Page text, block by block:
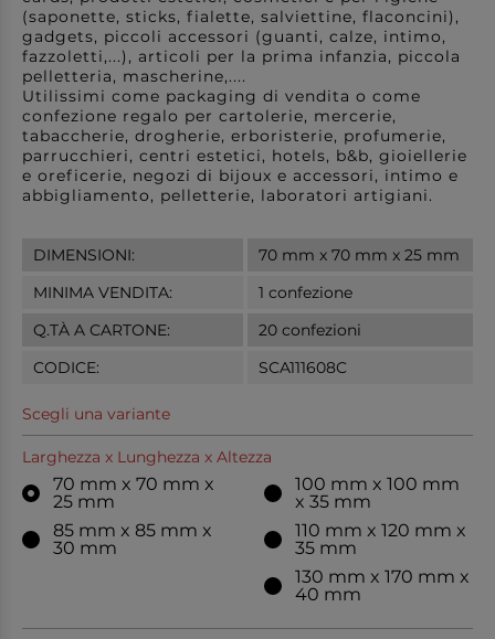
(saponette, sticks, fialette, salviettine, flaconcini),
gadgets, piccoli accessori (guanti, calze, intimo,
fazzoletti,...), articoli per la prima infanzia, piccola
pelletteria, mascherine,....
Utilissimi come packaging di vendita o come
confezione regalo per cartolerie, mercerie,
tabaccherie, drogherie, erboristerie, profumerie,
parrucchieri, centri estetici, hotels, b&b, gioiellerie
e oreficerie, negozi di bijoux e accessori, intimo e
abbigliamento, pelletterie, laboratori artigiani.
DIMENSIONI:
70 mm x 70 mm x 25 mm
MINIMA VENDITA:
1 confezione
Q.TÀ A CARTONE:
20 confezioni
CODICE:
SCA111608C
Scegli una variante
Larghezza x Lunghezza x Altezza
70 mm x 70 mm x
25 mm
85 mm x 85 mm x
30 mm
100 mm x 100 mm
x 35 mm
110 mm x 120 mm x
35 mm
130 mm x 170 mm x
40 mm